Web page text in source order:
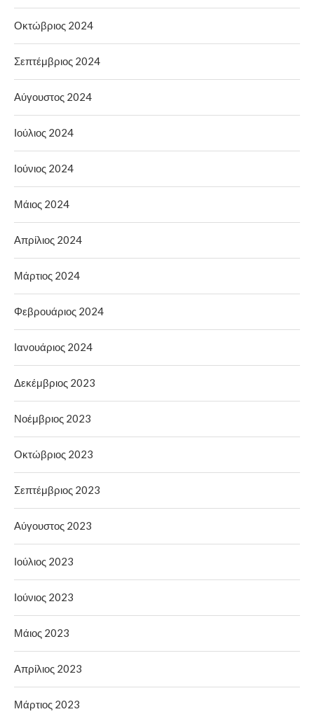
Οκτώβριος 2024
Σεπτέμβριος 2024
Αύγουστος 2024
Ιούλιος 2024
Ιούνιος 2024
Μάιος 2024
Απρίλιος 2024
Μάρτιος 2024
Φεβρουάριος 2024
Ιανουάριος 2024
Δεκέμβριος 2023
Νοέμβριος 2023
Οκτώβριος 2023
Σεπτέμβριος 2023
Αύγουστος 2023
Ιούλιος 2023
Ιούνιος 2023
Μάιος 2023
Απρίλιος 2023
Μάρτιος 2023